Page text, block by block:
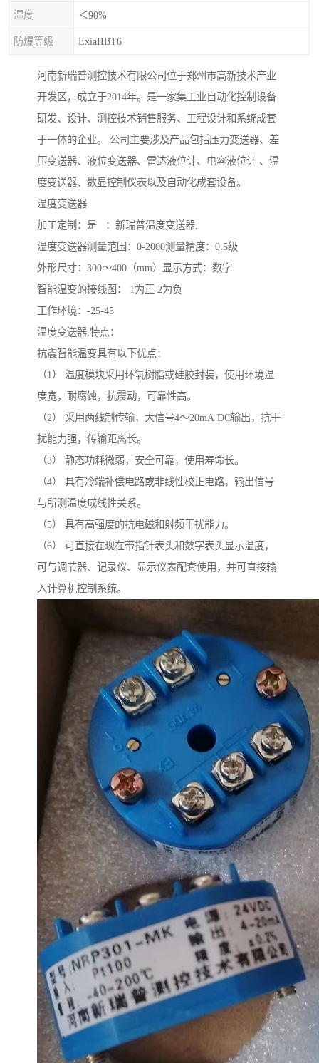
湿度 ＜90%
防爆等级 ExiaIIBT6
河南新瑞普测控技术有限公司位于郑州市高新技术产业
开发区，成立于2014年。是一家集工业自动化控制设备
研发、设计、测控技术销售服务、工程设计和系统成套
于一体的企业。 公司主要涉及产品包括压力变送器、差
压变送器、液位变送器、雷达液位计、电容液位计 、温
度变送器、数显控制仪表以及自动化成套设备。
温度变送器
加工定制：是 ：新瑞普温度变送器,
温度变送器测量范围：0-2000测量精度：0.5级
外形尺寸：300～400（mm）显示方式：数字
智能温变的接线图： 1为正 2为负
工作环境：-25-45
温度变送器,特点：
抗震智能温变具有以下优点：
（1） 温度模块采用环氧树脂或硅胶封装，使用环境温
度宽，耐腐蚀，抗震动，可靠性高。
（2） 采用两线制传输，大信号4～20mA DC输出，抗干
扰能力强，传输距离长。
（3） 静态功耗微弱，安全可靠，使用寿命长。
（4） 具有冷端补偿电路或非线性校正电路，输出信号
与所测温度成线性关系。
（5） 具有高强度的抗电磁和射频干扰能力。
（6） 可直接在现在带指针表头和数字表头显示温度，
可与调节器、记录仪、显示仪表配套使用，并可直接输
入计算机控制系统。